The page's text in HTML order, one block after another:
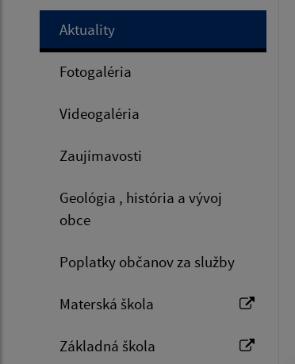
Aktuality
Fotogaléria
Videogaléria
Zaujímavosti
Geológia , história a vývoj
obce
Poplatky občanov za služby
Materská škola
Základná škola